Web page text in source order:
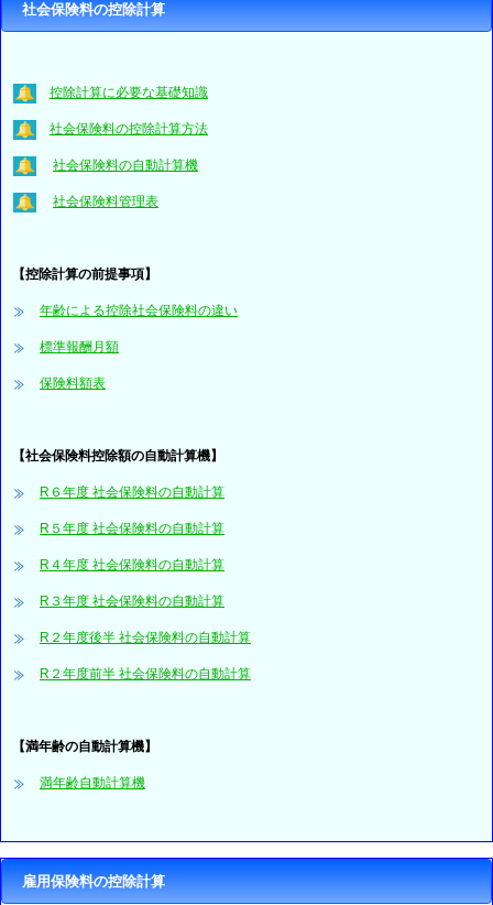
社会保険料の控除計算
控除計算に必要な基礎知識
社会保険料の控除計算方法
社会保険料の自動計算機
社会保険料管理表
【控除計算の前提事項】
年齢による控除社会保険料の違い
標準報酬月額
保険料額表
【社会保険料控除額の自動計算機】
R６年度 社会保険料の自動計算
R５年度 社会保険料の自動計算
R４年度 社会保険料の自動計算
R３年度 社会保険料の自動計算
R２年度後半 社会保険料の自動計算
R２年度前半 社会保険料の自動計算
【満年齢の自動計算機】
満年齢自動計算機
雇用保険料の控除計算